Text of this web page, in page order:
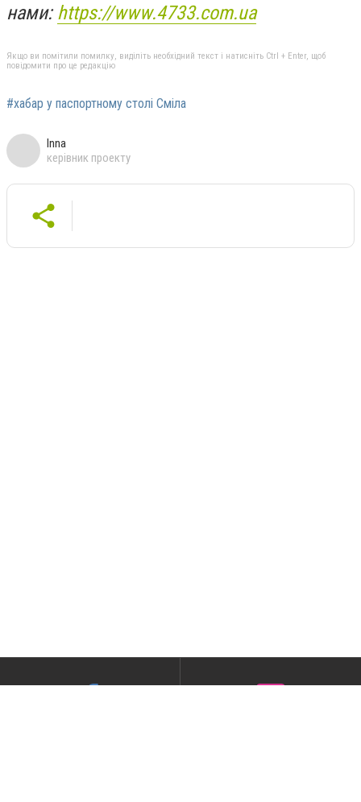
нами:https://www.4733.com.ua
Якщо ви помітили помилку, виділіть необхідний текст і натисніть Ctrl + Enter, щоб
повідомити про це редакцію
#хабар у паспортному столі Сміла
Inna
керівник проекту